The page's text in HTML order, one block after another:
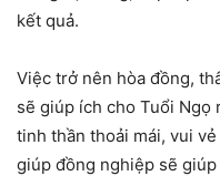
kết quả.
Việc trở nên hòa đồng,
sẽ giúp ích cho Tuổi Ngọ
tinh thần thoải mái, vui
giúp đồng nghiệp sẽ